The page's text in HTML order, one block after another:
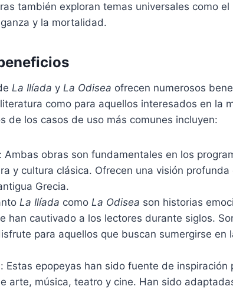
también exploran temas universales como el
y la mortalidad.
La Ilíada y La Odisea ofrecen numerosos
como para aquellos interesados en la
de los casos de uso más comunes incluyen:
Ambas obras son fundamentales en los
y cultura clásica. Ofrecen una visión profunda
Grecia.
La Ilíada como La Odisea son historias
han cautivado a los lectores durante siglos.
para aquellos que buscan sumergirse en
Estas epopeyas han sido fuente de inspiración
arte, música, teatro y cine. Han sido